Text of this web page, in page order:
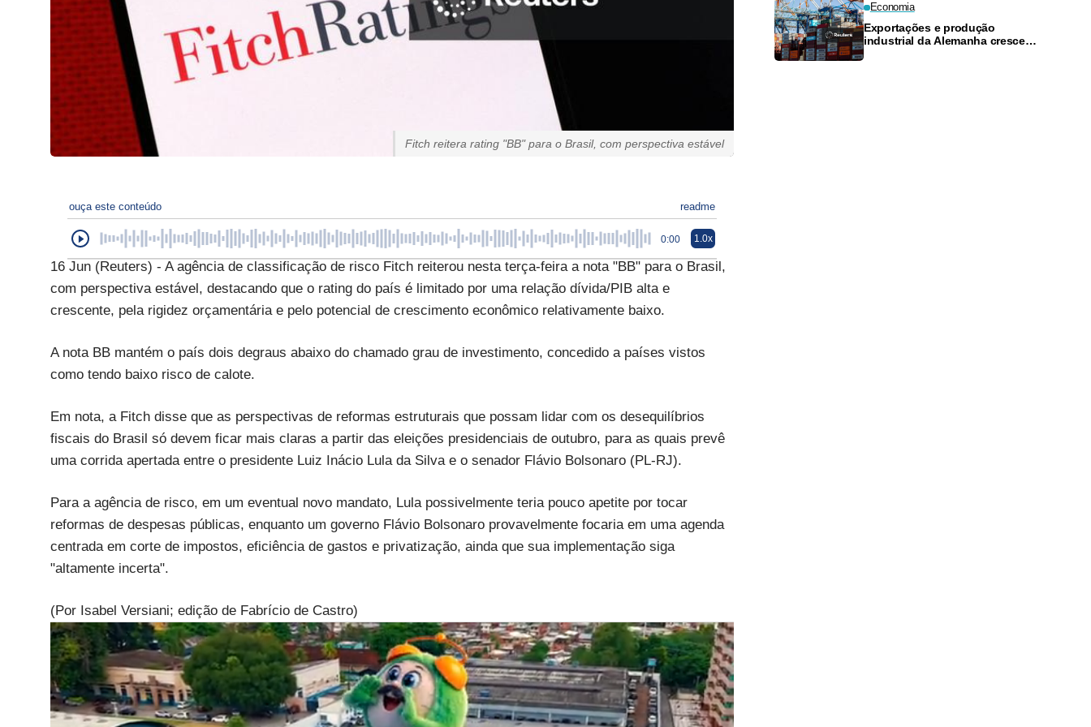
Fitch reitera rating "BB" para o Brasil, com perspectiva estável
ouça este conteúdo readme
0:00 1.0x
16 Jun (Reuters) - A agência de classificação de risco Fitch reiterou nesta terça-feira a nota "BB" para o Brasil,
com perspectiva estável, destacando que o rating do país é limitado por uma relação dívida/PIB alta e
crescente, pela rigidez orçamentária e pelo potencial de crescimento econômico relativamente baixo.
A nota BB mantém o país dois degraus abaixo do chamado grau de investimento, concedido a países vistos
como tendo baixo risco de calote.
Em nota, a Fitch disse que as perspectivas de reformas estruturais que possam lidar com os desequilíbrios
fiscais do Brasil só devem ficar mais claras a partir das eleições presidenciais de outubro, para as quais prevê
uma corrida apertada entre o presidente Luiz Inácio Lula da Silva e o senador Flávio Bolsonaro (PL-RJ).
Para a agência de risco, em um eventual novo mandato, Lula possivelmente teria pouco apetite por tocar
reformas de despesas públicas, enquanto um governo Flávio Bolsonaro provavelmente focaria em uma agenda
centrada em corte de impostos, eficiência de gastos e privatização, ainda que sua implementação siga
"altamente incerta".
(Por Isabel Versiani; edição de Fabrício de Castro)
Economia
Exportações e produção
industrial da Alemanha crescem